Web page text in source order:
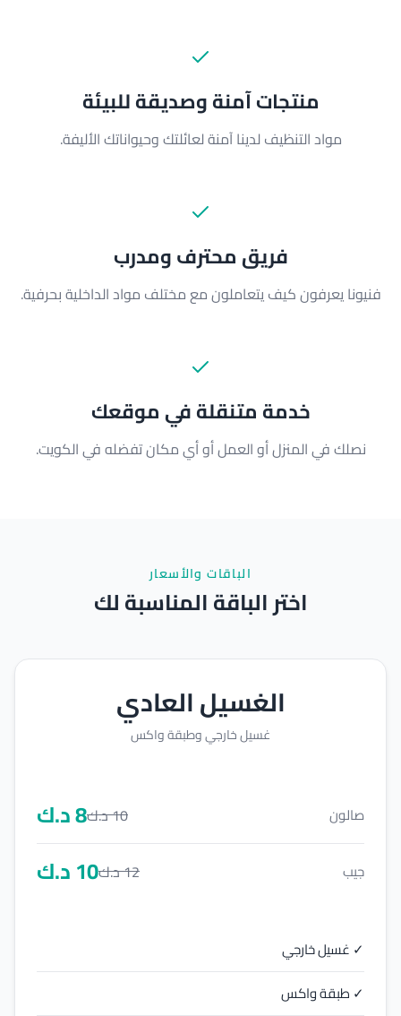
منتجات آمنة وصديقة للبيئة
مواد التنظيف لدينا آمنة لعائلتك وحيواناتك الأليفة.
فريق محترف ومدرب
فنيونا يعرفون كيف يتعاملون مع مختلف مواد الداخلية بحرفية.
خدمة متنقلة في موقعك
نصلك في المنزل أو العمل أو أي مكان تفضله في الكويت.
الباقات والأسعار
اختر الباقة المناسبة لك
الغسيل العادي
غسيل خارجي وطبقة واكس
صالون 10د.ك8د.ك
جيب 12د.ك10د.ك
✓ غسيل خارجي
✓ طبقة واكس